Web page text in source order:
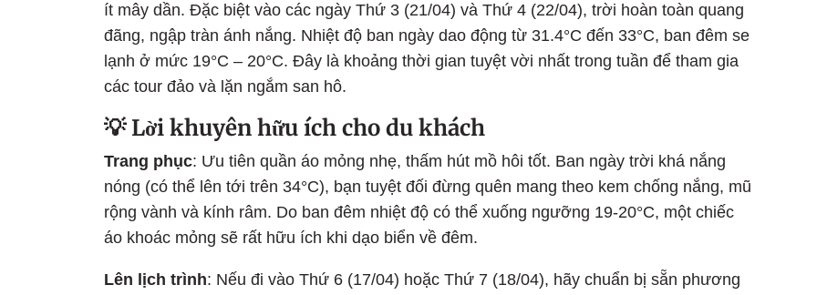
ít mây dần. Đặc biệt vào các ngày Thứ 3 (21/04) và Thứ 4 (22/04), trời hoàn toàn quang
đãng, ngập tràn ánh nắng. Nhiệt độ ban ngày dao động từ 31.4°C đến 33°C, ban đêm se
lạnh ở mức 19°C – 20°C. Đây là khoảng thời gian tuyệt vời nhất trong tuần để tham gia
các tour đảo và lặn ngắm san hô.
💡 Lời khuyên hữu ích cho du khách
Trang phục: Ưu tiên quần áo mỏng nhẹ, thấm hút mồ hôi tốt. Ban ngày trời khá nắng
nóng (có thể lên tới trên 34°C), bạn tuyệt đối đừng quên mang theo kem chống nắng, mũ
rộng vành và kính râm. Do ban đêm nhiệt độ có thể xuống ngưỡng 19-20°C, một chiếc
áo khoác mỏng sẽ rất hữu ích khi dạo biển về đêm.
Lên lịch trình: Nếu đi vào Thứ 6 (17/04) hoặc Thứ 7 (18/04), hãy chuẩn bị sẵn phương